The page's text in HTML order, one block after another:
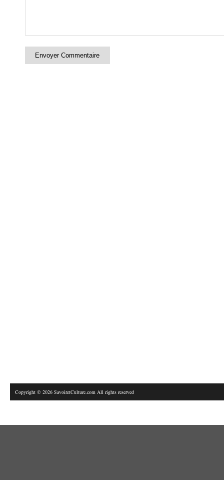
Copyright © 2026 SavoiretCulture.com All rights reserved